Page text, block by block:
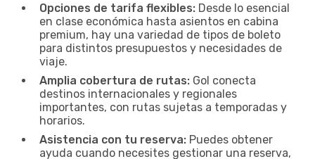
Opciones de tarifa flexibles: Desde lo esencial
en clase económica hasta asientos en cabina
premium, hay una variedad de tipos de boleto
para distintos presupuestos y necesidades de
viaje.
Amplia cobertura de rutas: Gol conecta
destinos internacionales y regionales
importantes, con rutas sujetas a temporadas y
horarios.
Asistencia con tu reserva: Puedes obtener
ayuda cuando necesites gestionar una reserva,